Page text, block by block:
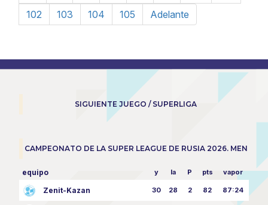
102
103 104 105 Adelante
SIGUIENTE JUEGO / SUPERLIGA
CAMPEONATO DE LA SUPER LEAGUE DE RUSIA 2026. MEN
equipo y la P pts vapor
Zenit-Kazan 30 28 2 82 87:24